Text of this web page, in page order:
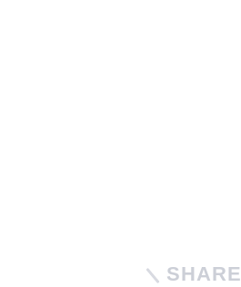
SHARE